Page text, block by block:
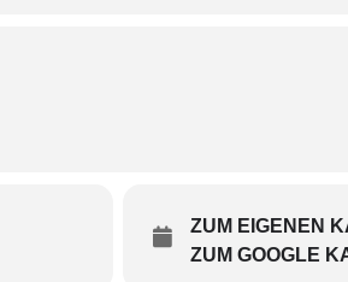
ZUM EIGENEN
ZUM GOOGLE